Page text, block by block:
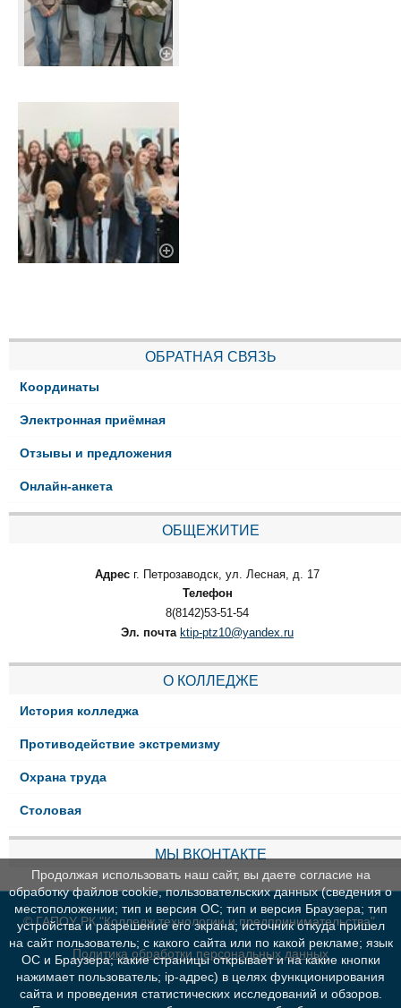
ОБРАТНАЯ СВЯЗЬ
Координаты
Электронная приёмная
Отзывы и предложения
Онлайн-анкета
ОБЩЕЖИТИЕ
Адрес г. Петрозаводск, ул. Лесная, д. 17
Телефон
8(8142)53-51-54
Эл. почта ktip-ptz10@yandex.ru
О КОЛЛЕДЖЕ
История колледжа
Противодействие экстремизму
Охрана труда
Столовая
МЫ ВКОНТАКТЕ
© ГАПОУ РК "Колледж технологии и предпринимательства"
Политика обработки персональных данных
Продолжая использовать наш сайт, вы даете согласие на
обработку файлов cookie, пользовательских данных (сведения о
местоположении; тип и версия ОС; тип и версия Браузера; тип
устройства и разрешение его экрана; источник откуда пришел
на сайт пользователь; с какого сайта или по какой рекламе; язык
ОС и Браузера; какие страницы открывает и на какие кнопки
нажимает пользователь; ip-адрес) в целях функционирования
сайта и проведения статистических исследований и обзоров.